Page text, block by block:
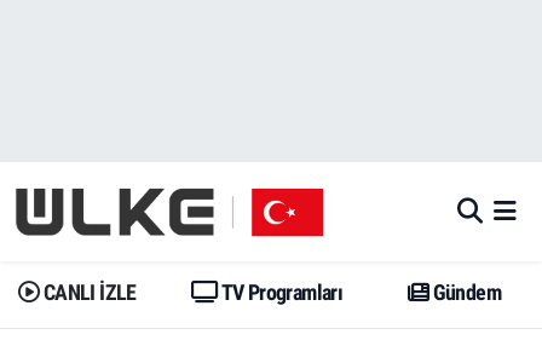
CANLI İZLE TV Programları Gündem
Gündem
Dünya
Gündem
Trend
İstanbul Namaz Vakitleri
Trafik Durumu